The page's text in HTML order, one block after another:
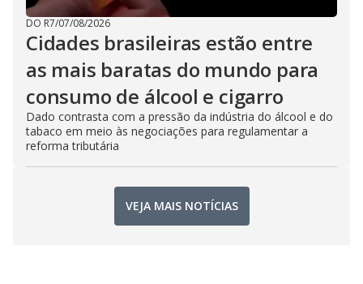
DO R7/07/08/2026
Cidades brasileiras estão entre
as mais baratas do mundo para
consumo de álcool e cigarro
Dado contrasta com a pressão da indústria do álcool e do
tabaco em meio às negociações para regulamentar a
reforma tributária
VEJA MAIS NOTÍCIAS